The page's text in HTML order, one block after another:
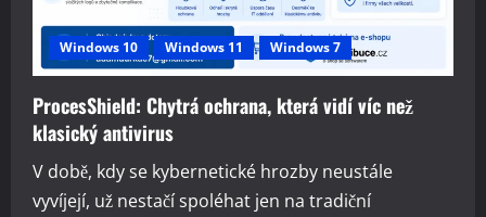
Windows 10 Windows 11 Windows 7
ProcesShield: Chytrá ochrana, která vidí víc než
klasický antivirus
V době, kdy se kybernetické hrozby neustále
vyvíjejí, už nestačí spoléhat jen na tradiční